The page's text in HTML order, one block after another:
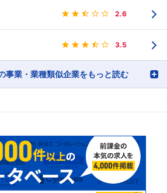
2.6
3.5
事業・業種類似企業をもっと読む